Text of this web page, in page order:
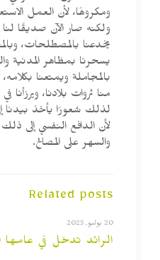
ومكروهًا، لأن العمل
ولكنه صار الآن صديقًا
يخدعنا بالمصطلحات،
يسحرنا بمظاهر المدنية
بالمجاملة ويمتعنا
منا ثروات بلادنا، ويرزأنا
لذلك شعورًا يأخذ بيدنا
لأن الدافع النفسي إلى
والسهر على المصالح.
Related posts
20 يوليو, 2025
الرائد تدخل في عامها